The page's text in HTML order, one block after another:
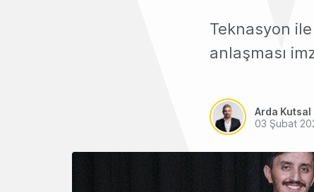
Teknasyon
anlaşması
Arda Kutsal
03 Şubat